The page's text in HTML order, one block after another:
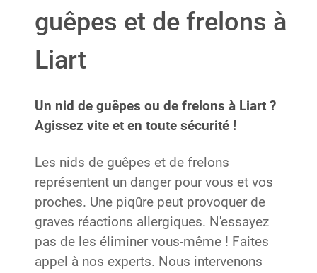
guêpes et de frelons à
Liart
Un nid de guêpes ou de frelons à Liart ?
Agissez vite et en toute sécurité !
Les nids de guêpes et de frelons
représentent un danger pour vous et vos
proches. Une piqûre peut provoquer de
graves réactions allergiques. N'essayez
pas de les éliminer vous-même ! Faites
appel à nos experts. Nous intervenons